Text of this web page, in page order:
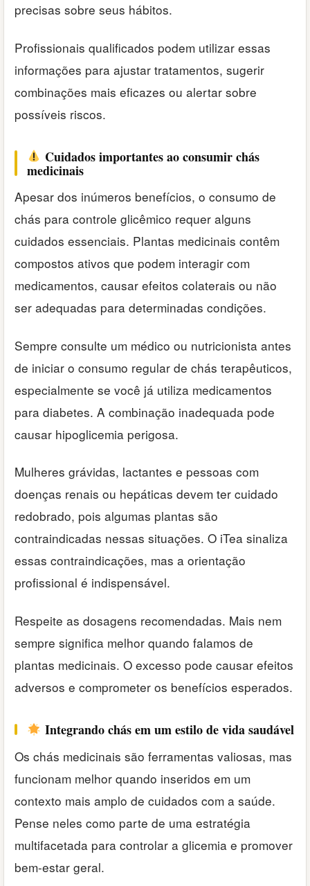
precisas sobre seus hábitos.
Profissionais qualificados podem utilizar essas
informações para ajustar tratamentos, sugerir
combinações mais eficazes ou alertar sobre
possíveis riscos.
Cuidados importantes ao consumir chás
medicinais
Apesar dos inúmeros benefícios, o consumo de
chás para controle glicêmico requer alguns
cuidados essenciais. Plantas medicinais contêm
compostos ativos que podem interagir com
medicamentos, causar efeitos colaterais ou não
ser adequadas para determinadas condições.
Sempre consulte um médico ou nutricionista antes
de iniciar o consumo regular de chás terapêuticos,
especialmente se você já utiliza medicamentos
para diabetes. A combinação inadequada pode
causar hipoglicemia perigosa.
Mulheres grávidas, lactantes e pessoas com
doenças renais ou hepáticas devem ter cuidado
redobrado, pois algumas plantas são
contraindicadas nessas situações. O iTea sinaliza
essas contraindicações, mas a orientação
profissional é indispensável.
Respeite as dosagens recomendadas. Mais nem
sempre significa melhor quando falamos de
plantas medicinais. O excesso pode causar efeitos
adversos e comprometer os benefícios esperados.
Integrando chás em um estilo de vida saudável
Os chás medicinais são ferramentas valiosas, mas
funcionam melhor quando inseridos em um
contexto mais amplo de cuidados com a saúde.
Pense neles como parte de uma estratégia
multifacetada para controlar a glicemia e promover
bem-estar geral.